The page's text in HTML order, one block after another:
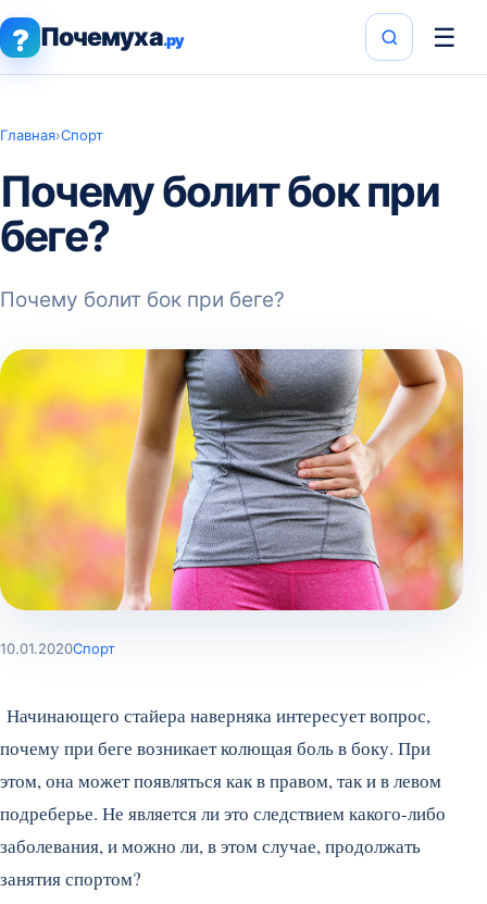
? Почемуха.ру ☰
Главная›Спорт
Почему болит бок при
беге?
Почему болит бок при беге?
10.01.2020Спорт
Начинающего стайера наверняка интересует вопрос,
почему при беге возникает колющая боль в боку. При
этом, она может появляться как в правом, так и в левом
подреберье. Не является ли это следствием какого-либо
заболевания, и можно ли, в этом случае, продолжать
занятия спортом?